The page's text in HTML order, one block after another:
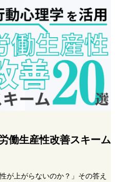
働生産性改善スキーム
が上がらないのか？」その答え